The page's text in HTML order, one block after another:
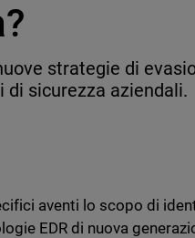
strategie di
sicurezza aziendali.
aventi lo scopo di
EDR di nuova